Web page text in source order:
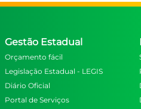
Gestão Estadual
Orçamento fácil
Legislação Estadual - LEGIS
Diário Oficial
Portal de Serviços